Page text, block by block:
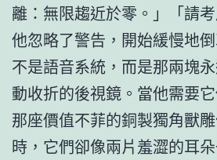
離：無限趨近於零。」「請考
他忽略了警告，開始緩慢地
不是語音系統，而是那兩塊
動收折的後視鏡。當他需要
那座價值不菲的銅製獨角獸
時，它們卻像兩片羞澀的耳